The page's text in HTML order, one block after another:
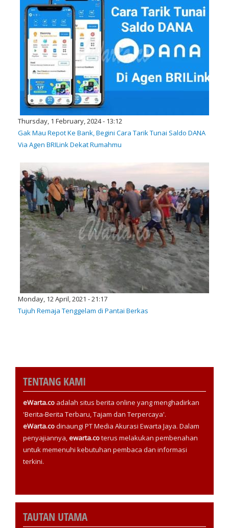
Thursday, 1 February, 2024 - 13:12
Gak Mau Repot Ke Bank, Begini Cara Tarik Tunai Saldo DANA
Via Agen BRILink Dekat Rumahmu
Monday, 12 April, 2021 - 21:17
Tujuh Remaja Tenggelam di Pantai Berkas
TENTANG KAMI
eWarta.co adalah situs berita online yang menghadirkan
'Berita-Berita Terbaru, Tajam dan Terpercaya'.
eWarta.codinaungi PT Media Akurasi Ewarta Jaya. Dalam
penyajiannya,ewarta.coterus melakukan pembenahan
untuk memenuhi kebutuhan pembaca dan informasi
terkini.
TAUTAN UTAMA